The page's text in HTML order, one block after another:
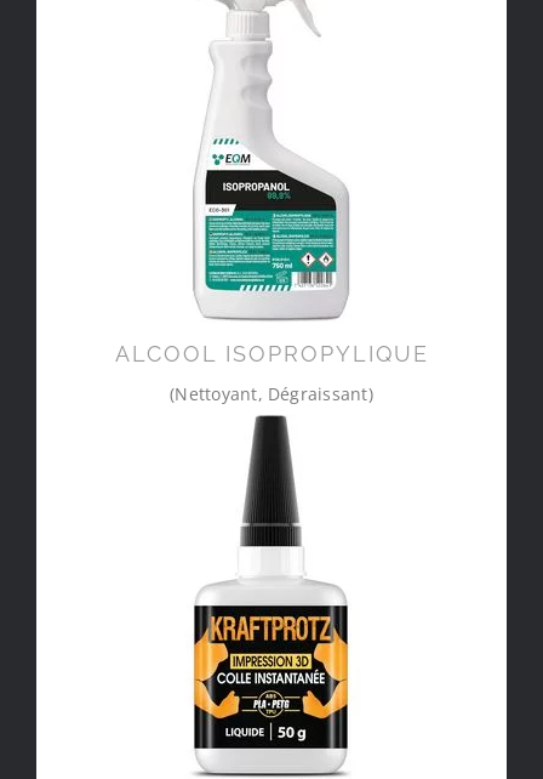
ALCOOL ISOPROPYLIQUE
(Nettoyant, Dégraissant)